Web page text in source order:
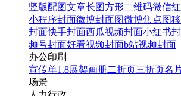
竖版配图文章长图方形二维码微信
小程序封面微博封面图微博焦点图
封面快手封面西瓜视频封面小红书
频号封面好看视频封面b站视频封面
办公印刷
宣传单1.8展架画册二折页三折页名
场景